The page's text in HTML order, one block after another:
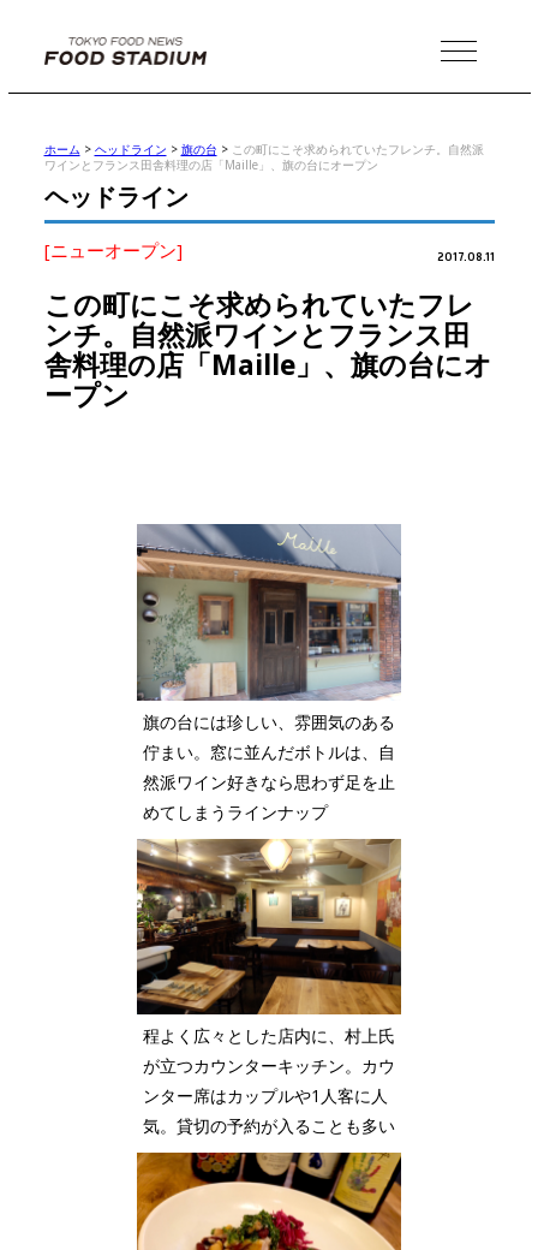
MENU
ホーム > ヘッドライン > 旗の台 > この町にこそ求められていたフレンチ。自然派
ワインとフランス田舎料理の店「Maille」、旗の台にオープン
ヘッドライン
[ニューオープン] 2017.08.11
この町にこそ求められていたフレ
ンチ。自然派ワインとフランス田
舎料理の店「Maille」、旗の台にオ
ープン
旗の台には珍しい、雰囲気のある
佇まい。窓に並んだボトルは、自
然派ワイン好きなら思わず足を止
めてしまうラインナップ
程よく広々とした店内に、村上氏
が立つカウンターキッチン。カウ
ンター席はカップルや1人客に人
気。貸切の予約が入ることも多い